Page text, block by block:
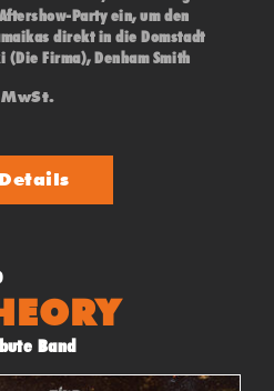
Party ein, um den
direkt in die Domstadt
Firma), Denham Smith
(Trinidad & Tobago)
Details
Band